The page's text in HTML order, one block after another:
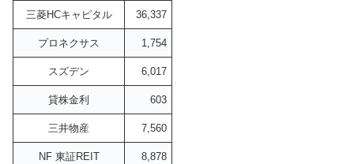
三菱HCキャピタル 36,337
プロネクサス 1,754
スズデン 6,017
貸株金利 603
三井物産 7,560
NF 東証REIT 8,878